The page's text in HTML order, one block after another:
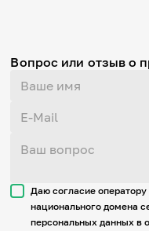
Вопрос или отзыв о
Даю согласие
национального домена
персональных данных в